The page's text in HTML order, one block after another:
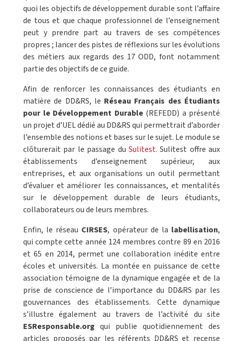
quoi les objectifs de développement durable sont l’affaire
de tous et que chaque professionnel de l’enseignement
peut y prendre part au travers de ses compétences
propres ; lancer des pistes de réflexions sur les évolutions
des métiers aux regards des 17 ODD, font notamment
partie des objectifs de ce guide.
Afin de renforcer les connaissances des étudiants en
matière de DD&RS, le Réseau Français des Étudiants
pour le Développement Durable(REFEDD) a présenté
un projet d’UEL dédié au DD&RS qui permettrait d’aborder
l’ensemble des notions et bases sur le sujet. Le module se
clôturerait par le passage du Sulitest. Sulitest offre aux
établissements d’enseignement supérieur, aux
entreprises, et aux organisations un outil permettant
d’évaluer et améliorer les connaissances, et mentalités
sur le développement durable de leurs étudiants,
collaborateurs ou de leurs membres.
Enfin, le réseau CIRSES, opérateur de la labellisation,
qui compte cette année 124 membres contre 89 en 2016
et 65 en 2014, permet une collaboration inédite entre
écoles et universités. La montée en puissance de cette
association témoigne de la dynamique engagée et de la
prise de conscience de l’importance du DD&RS par les
gouvernances des établissements. Cette dynamique
s’illustre également au travers de l’activité du site
ESResponsable.org qui publie quotidiennement des
articles proposés par les référents DD&RS et recense